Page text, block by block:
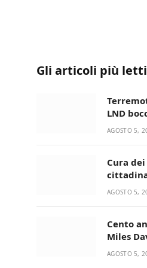
Gli articoli più letti
LND
AGOSTO 5,
Cura
online
AGOSTO 5,
Cento
Miles
di Bari in
AGOSTO 5,